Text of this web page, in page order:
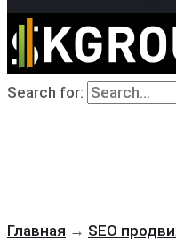
Search for:
Главная → SEO